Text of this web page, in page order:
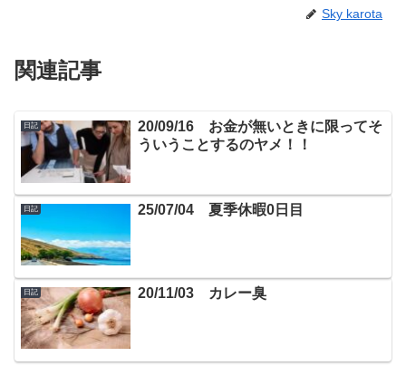
Sky karota
関連記事
日記
20/09/16 お金が無いときに限ってそ
ういうことするのヤメ！！
日記 25/07/04 夏季休暇0日目
日記 20/11/03 カレー臭